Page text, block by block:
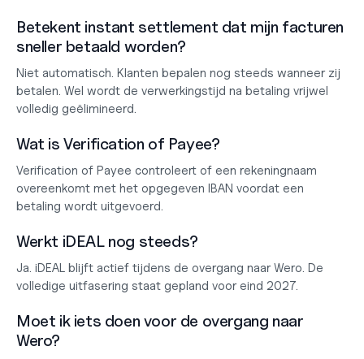
Betekent instant settlement dat mijn facturen
sneller betaald worden?
Niet automatisch. Klanten bepalen nog steeds wanneer zij
betalen. Wel wordt de verwerkingstijd na betaling vrijwel
volledig geëlimineerd.
Wat is Verification of Payee?
Verification of Payee controleert of een rekeningnaam
overeenkomt met het opgegeven IBAN voordat een
betaling wordt uitgevoerd.
Werkt iDEAL nog steeds?
Ja. iDEAL blijft actief tijdens de overgang naar Wero. De
volledige uitfasering staat gepland voor eind 2027.
Moet ik iets doen voor de overgang naar
Wero?